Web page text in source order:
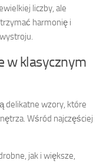
liczby, ale
harmonię i
w klasycznym
delikatne wzory, które
Wśród najczęściej
jak i większe,